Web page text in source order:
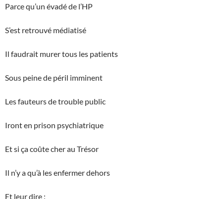
Parce qu’un évadé de l’HP
S’est retrouvé médiatisé
Il faudrait murer tous les patients
Sous peine de péril imminent
Les fauteurs de trouble public
Iront en prison psychiatrique
Et si ça coûte cher au Trésor
Il n’y a qu’à les enfermer dehors
Et leur dire :